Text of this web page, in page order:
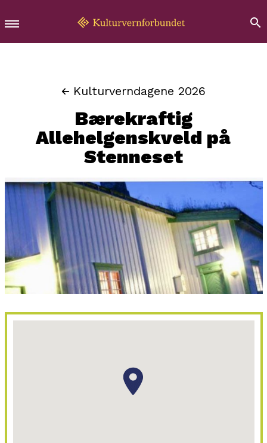
Kulturverndagene 2026
Bærekraftig
Allehelgenskveld på
Stenneset